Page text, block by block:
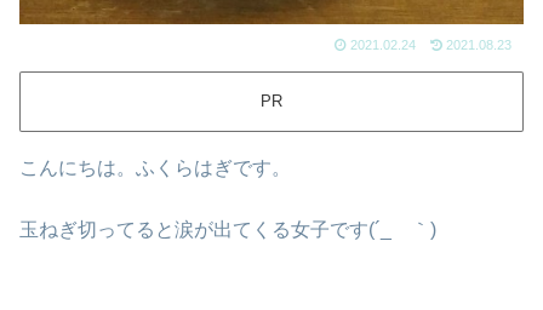
2021.02.24 2021.08.23
PR
こんにちは。ふくらはぎです。
玉ねぎ切ってると涙が出てくる女子です(´_ゝ｀)